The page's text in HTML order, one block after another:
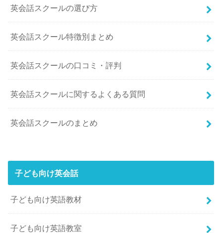
英会話スクールの選び方
英会話スクール特徴別まとめ
英会話スクールの口コミ・評判
英会話スクールに関するよくある質問
英会話スクールのまとめ
子ども向け英会話
子ども向け英語教材
子ども向け英語教室